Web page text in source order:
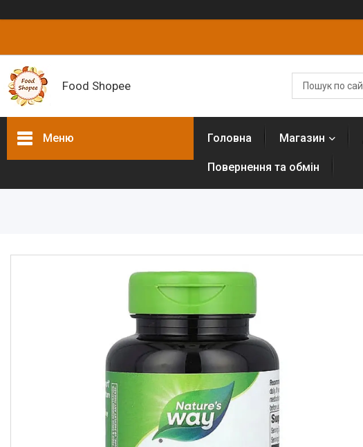
Food Shopee
Меню
Борошно різних культур (без
Рослинні олії першого
холодного віджиму
Топлена олія ГХІ
Спеції, прянощі, приправи
Головна Магазин
Повернення та обмін